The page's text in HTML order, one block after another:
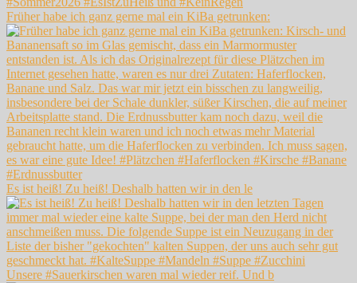
Früher habe ich ganz gerne mal ein KiBa getrunken:
Es ist heiß! Zu heiß! Deshalb hatten wir in den le
Unsere #Sauerkirschen waren mal wieder reif. Und b